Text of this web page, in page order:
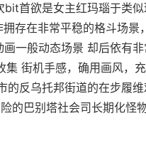
首欲是女主红玛瑙于类
存在非常平稳的格斗场景
一般动态场景 却后依有
街机手感，确用画风，
反乌托邦街道的在步履维
的巴别塔社会司长期化怪